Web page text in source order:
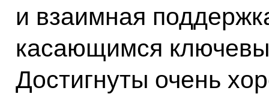
и взаимная
касающимся
Достигнуты очень